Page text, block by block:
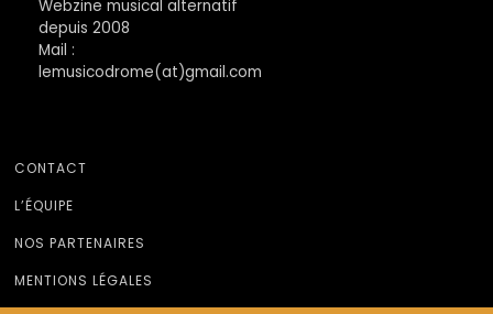
Webzine musical alternatif
depuis 2008
Mail :
lemusicodrome(at)gmail.com
CONTACT
L’ÉQUIPE
NOS PARTENAIRES
MENTIONS LÉGALES